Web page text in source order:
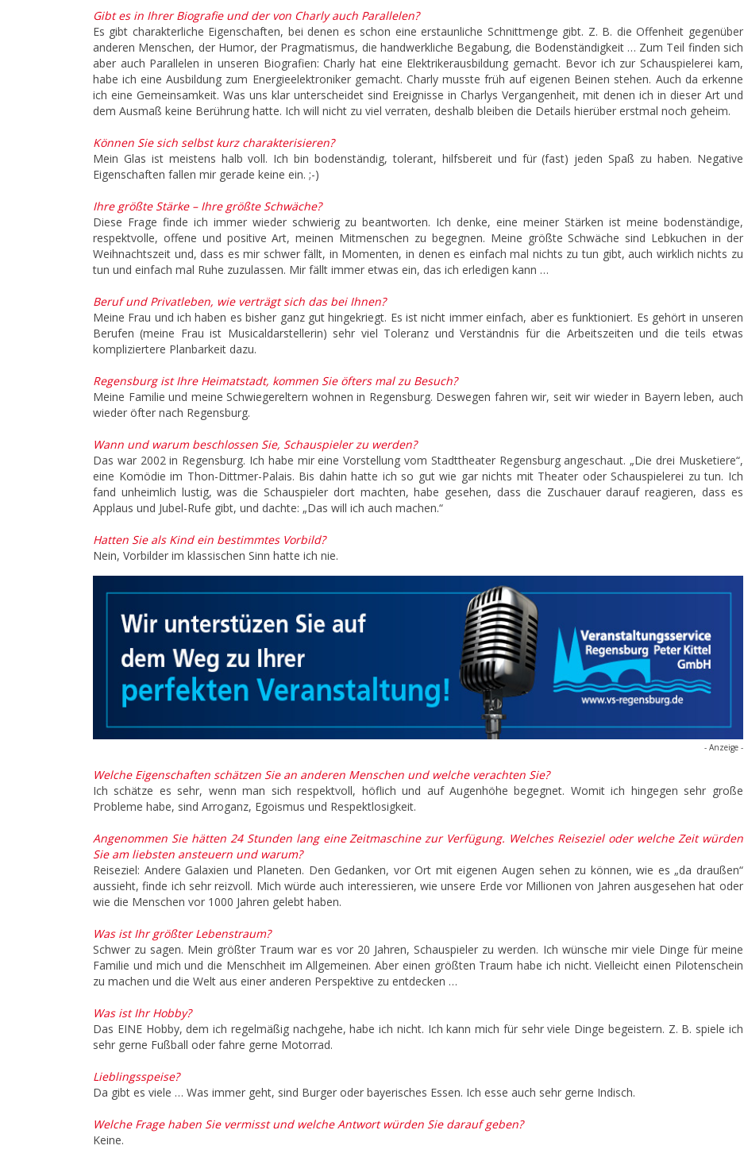
Gibt es in Ihrer Biografie und der von Charly auch Parallelen?
Es gibt charakterliche Eigenschaften, bei denen es schon eine erstaunliche Schnittmenge gibt. Z. B. die Offenheit gegenüber
anderen Menschen, der Humor, der Pragmatismus, die handwerkliche Begabung, die Bodenständigkeit … Zum Teil finden sich
aber auch Parallelen in unseren Biografien: Charly hat eine Elektrikerausbildung gemacht. Bevor ich zur Schauspielerei kam,
habe ich eine Ausbildung zum Energieelektroniker gemacht. Charly musste früh auf eigenen Beinen stehen. Auch da erkenne
ich eine Gemeinsamkeit. Was uns klar unterscheidet sind Ereignisse in Charlys Vergangenheit, mit denen ich in dieser Art und
dem Ausmaß keine Berührung hatte. Ich will nicht zu viel verraten, deshalb bleiben die Details hierüber erstmal noch geheim.
Können Sie sich selbst kurz charakterisieren?
Mein Glas ist meistens halb voll. Ich bin bodenständig, tolerant, hilfsbereit und für (fast) jeden Spaß zu haben. Negative
Eigenschaften fallen mir gerade keine ein. ;-)
Ihre größte Stärke – Ihre größte Schwäche?
Diese Frage finde ich immer wieder schwierig zu beantworten. Ich denke, eine meiner Stärken ist meine bodenständige,
respektvolle, offene und positive Art, meinen Mitmenschen zu begegnen. Meine größte Schwäche sind Lebkuchen in der
Weihnachtszeit und, dass es mir schwer fällt, in Momenten, in denen es einfach mal nichts zu tun gibt, auch wirklich nichts zu
tun und einfach mal Ruhe zuzulassen. Mir fällt immer etwas ein, das ich erledigen kann …
Beruf und Privatleben, wie verträgt sich das bei Ihnen?
Meine Frau und ich haben es bisher ganz gut hingekriegt. Es ist nicht immer einfach, aber es funktioniert. Es gehört in unseren
Berufen (meine Frau ist Musicaldarstellerin) sehr viel Toleranz und Verständnis für die Arbeitszeiten und die teils etwas
kompliziertere Planbarkeit dazu.
Regensburg ist Ihre Heimatstadt, kommen Sie öfters mal zu Besuch?
Meine Familie und meine Schwiegereltern wohnen in Regensburg. Deswegen fahren wir, seit wir wieder in Bayern leben, auch
wieder öfter nach Regensburg.
Wann und warum beschlossen Sie, Schauspieler zu werden?
Das war 2002 in Regensburg. Ich habe mir eine Vorstellung vom Stadttheater Regensburg angeschaut. „Die drei Musketiere“,
eine Komödie im Thon-Dittmer-Palais. Bis dahin hatte ich so gut wie gar nichts mit Theater oder Schauspielerei zu tun. Ich
fand unheimlich lustig, was die Schauspieler dort machten, habe gesehen, dass die Zuschauer darauf reagieren, dass es
Applaus und Jubel-Rufe gibt, und dachte: „Das will ich auch machen.“
Hatten Sie als Kind ein bestimmtes Vorbild?
Nein, Vorbilder im klassischen Sinn hatte ich nie.
- Anzeige -
Welche Eigenschaften schätzen Sie an anderen Menschen und welche verachten Sie?
Ich schätze es sehr, wenn man sich respektvoll, höflich und auf Augenhöhe begegnet. Womit ich hingegen sehr große
Probleme habe, sind Arroganz, Egoismus und Respektlosigkeit.
Angenommen Sie hätten 24 Stunden lang eine Zeitmaschine zur Verfügung. Welches Reiseziel oder welche Zeit würden
Sie am liebsten ansteuern und warum?
Reiseziel: Andere Galaxien und Planeten. Den Gedanken, vor Ort mit eigenen Augen sehen zu können, wie es „da draußen“
aussieht, finde ich sehr reizvoll. Mich würde auch interessieren, wie unsere Erde vor Millionen von Jahren ausgesehen hat oder
wie die Menschen vor 1000 Jahren gelebt haben.
Was ist Ihr größter Lebenstraum?
Schwer zu sagen. Mein größter Traum war es vor 20 Jahren, Schauspieler zu werden. Ich wünsche mir viele Dinge für meine
Familie und mich und die Menschheit im Allgemeinen. Aber einen größten Traum habe ich nicht. Vielleicht einen Pilotenschein
zu machen und die Welt aus einer anderen Perspektive zu entdecken …
Was ist Ihr Hobby?
Das EINE Hobby, dem ich regelmäßig nachgehe, habe ich nicht. Ich kann mich für sehr viele Dinge begeistern. Z. B. spiele ich
sehr gerne Fußball oder fahre gerne Motorrad.
Lieblingsspeise?
Da gibt es viele … Was immer geht, sind Burger oder bayerisches Essen. Ich esse auch sehr gerne Indisch.
Welche Frage haben Sie vermisst und welche Antwort würden Sie darauf geben?
Keine.